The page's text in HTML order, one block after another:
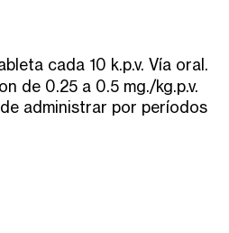
cada 10 k.p.v. Vía oral.
de 0.25 a 0.5 mg./kg.p.v.
administrar por períodos